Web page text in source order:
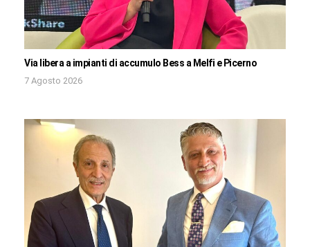
Via libera a impianti di accumulo Bess a Melfi e Picerno
7 Agosto 2026